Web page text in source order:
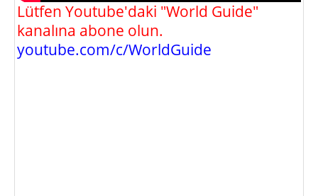
Lütfen Youtube'daki "World Guide"
kanalına abone olun.
youtube.com/c/WorldGuide